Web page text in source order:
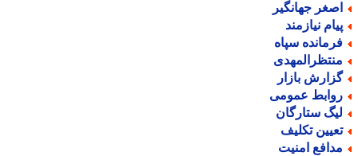
جهانگیر
نیازمند
سپاه
بازار
عمومی
ستارگان
تکلیف
امنیت